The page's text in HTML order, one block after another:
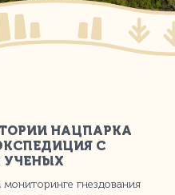
НАЦПАРКА
С
УЧЕНЫХ
гнездования